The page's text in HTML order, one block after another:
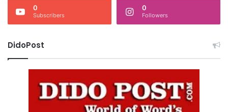
0
Subscribers
0
Followers
DidoPost